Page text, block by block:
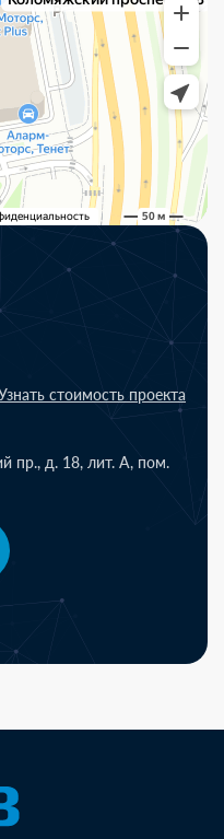
стоимость проекта
пр., д. 18, лит. А, пом.